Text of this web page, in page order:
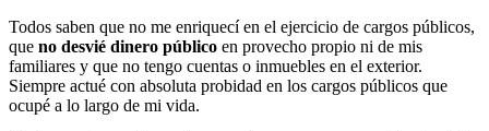
Todos saben que no me enriquecí en el ejercicio de cargos públicos,
que no desvié dinero público en provecho propio ni de mis
familiares y que no tengo cuentas o inmuebles en el exterior.
Siempre actué con absoluta probidad en los cargos públicos que
ocupé a lo largo de mi vida.